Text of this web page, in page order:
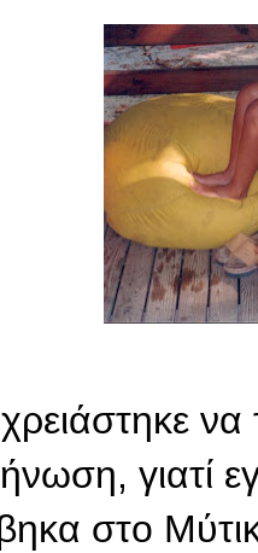
γιατί
στο